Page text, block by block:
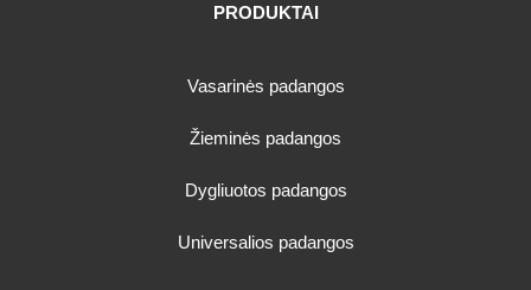
PRODUKTAI
Vasarinės padangos
Žieminės padangos
Dygliuotos padangos
Universalios padangos